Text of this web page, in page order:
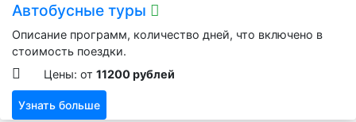
Автобусные туры
Описание программ, количество дней, что включено в
стоимость поездки.
Цены: от 11200 рублей
Узнать больше